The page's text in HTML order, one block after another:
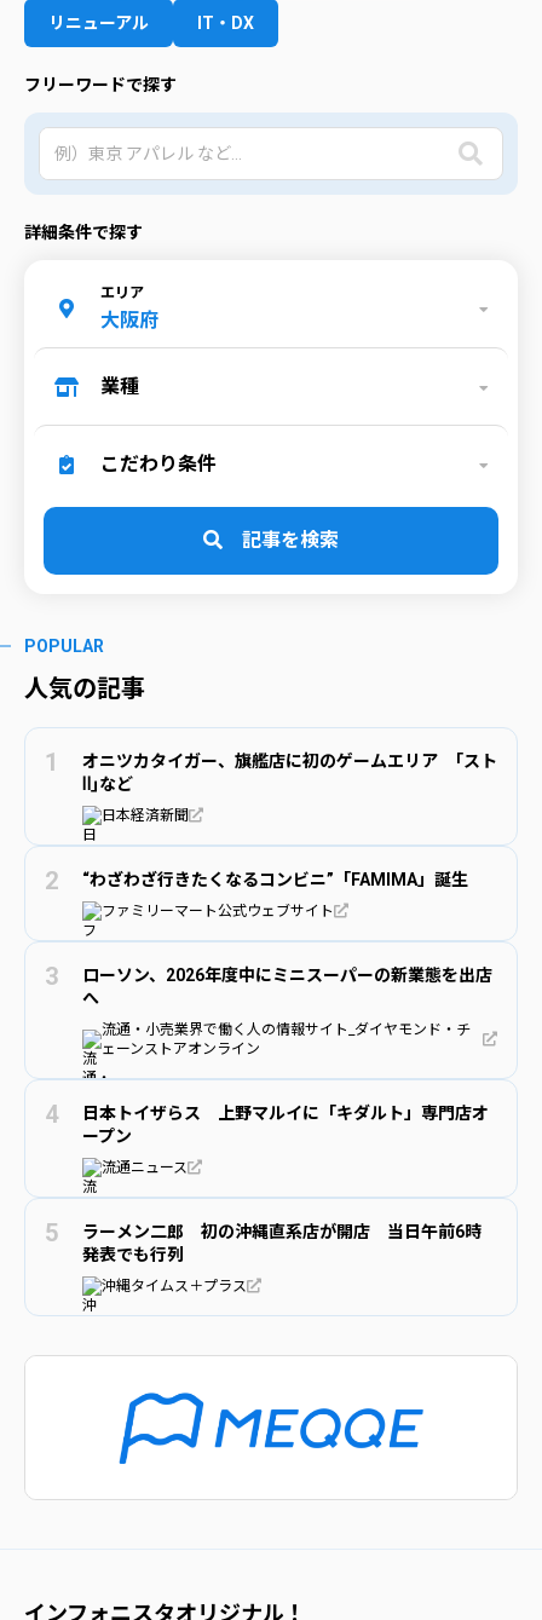
リニューアル IT・DX
フリーワードで探す
詳細条件で探す
エリア
大阪府
業種
こだわり条件
記事を検索
POPULAR
人気の記事
オニツカタイガー、旗艦店に初のゲームエリア ｢スト
Ⅱ｣など
日本経済新聞
“わざわざ行きたくなるコンビニ”「FAMIMA」誕生
ファミリーマート公式ウェブサイト
ローソン、2026年度中にミニスーパーの新業態を出店
へ
流通・小売業界で働く人の情報サイト_ダイヤモンド・チ
ェーンストアオンライン
日本トイザらス 上野マルイに「キダルト」専門店オ
ープン
流通ニュース
ラーメン二郎 初の沖縄直系店が開店 当日午前6時
発表でも行列
沖縄タイムス＋プラス
インフォニスタオリジナル！